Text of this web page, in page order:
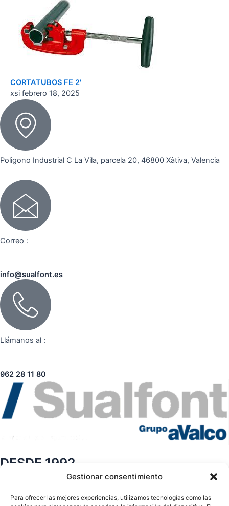
Gestionar consentimiento
Para ofrecer las mejores experiencias, utilizamos tecnologías como las
CORTATUBOS FE 2′
xsi febrero 18, 2025
Poligono Industrial C La Vila, parcela 20, 46800 Xàtiva, Valencia
Correo :
info@sualfont.es
Llámanos al :
962 28 11 80
DESDE 1992